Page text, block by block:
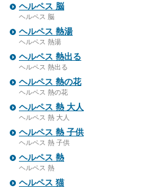
ヘルペス 脳
ヘルペス 脳
ヘルペス 熱湯
ヘルペス 熱湯
ヘルペス 熱出る
ヘルペス 熱出る
ヘルペス 熱の花
ヘルペス 熱の花
ヘルペス 熱 大人
ヘルペス 熱 大人
ヘルペス 熱 子供
ヘルペス 熱 子供
ヘルペス 熱
ヘルペス 熱
ヘルペス 猫